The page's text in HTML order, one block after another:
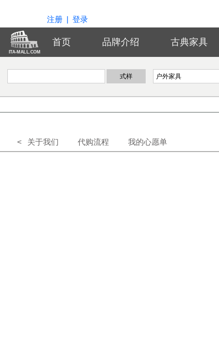
注册 登录
ITA-MALL.COM
首页 品牌介绍 古典家具
< 关于我们 代购流程 我的心愿单